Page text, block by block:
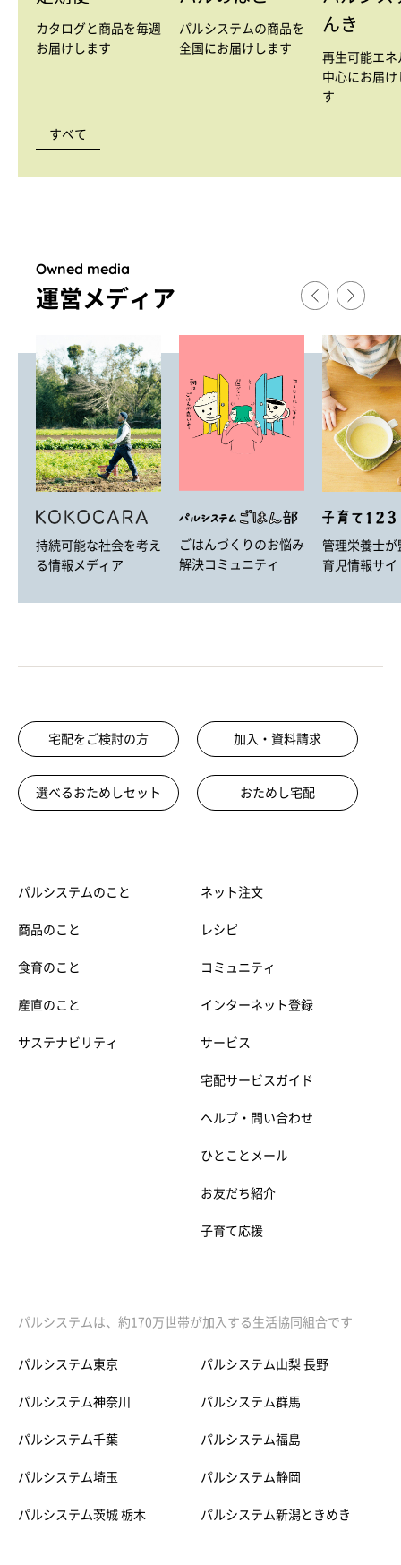
カタログと商品を毎週
お届けします
パルシステムの商品を
全国にお届けします
んき
再生可能エネ
中心にお届け
す
すべて
Owned media
運営メディア
持続可能な社会を考え
る情報メディア
ごはんづくりのお悩み
解決コミュニティ
管理栄養士が
育児情報サイ
宅配をご検討の方 加入・資料請求
選べるおためしセット おためし宅配
パルシステムのこと
商品のこと
食育のこと
産直のこと
サステナビリティ
ネット注文
レシピ
コミュニティ
インターネット登録
サービス
宅配サービスガイド
ヘルプ・問い合わせ
ひとことメール
お友だち紹介
子育て応援
パルシステムは、約170万世帯が加入する生活協同組合です
パルシステム東京
パルシステム神奈川
パルシステム千葉
パルシステム埼玉
パルシステム茨城 栃木
パルシステム山梨 長野
パルシステム群馬
パルシステム福島
パルシステム静岡
パルシステム新潟ときめき